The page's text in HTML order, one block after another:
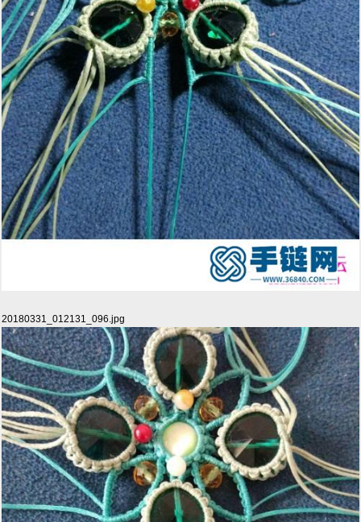
20180331_012131_096.jpg